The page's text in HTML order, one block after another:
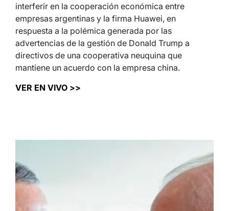
interferir en la cooperación económica entre
empresas argentinas y la firma Huawei, en
respuesta a la polémica generada por las
advertencias de la gestión de Donald Trump a
directivos de una cooperativa neuquina que
mantiene un acuerdo con la empresa china.
VER EN VIVO >>